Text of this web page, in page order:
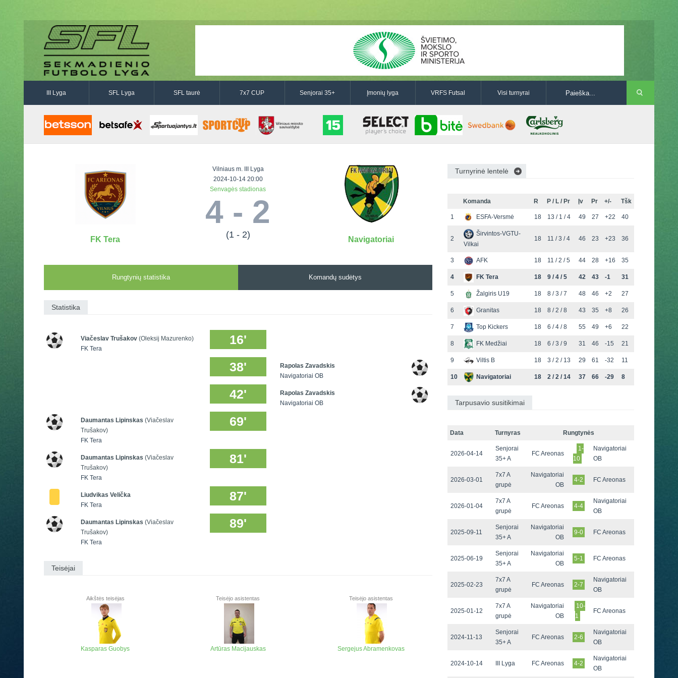
III Lyga SFL Lyga SFL taurė 7x7 CUP Senjorai 35+ Įmonių lyga VRFS Futsal Visi turnyrai
FK Tera
Vilniaus m. III Lyga
2024-10-14 20:00
Senvagės stadionas
4 - 2
(1 - 2) Navigatoriai
Rungtynių statistika Komandų sudėtys
Statistika
Viačeslav Trušakov (Oleksij Mazurenko)
FK Tera
16'
38'
Rapolas Zavadskis
Navigatoriai OB
42'
Rapolas Zavadskis
Navigatoriai OB
Daumantas Lipinskas (Viačeslav
Trušakov)
FK Tera
69'
Daumantas Lipinskas (Viačeslav
Trušakov)
FK Tera
81'
Liudvikas Velička
FK Tera
87'
Daumantas Lipinskas (Viačeslav
Trušakov)
FK Tera
89'
Teisėjai
Aikštės teisėjas
Kasparas Guobys
Teisėjo asistentas
Artūras Macijauskas
Teisėjo asistentas
Sergejus Abramenkovas
Turnyrinė lentelė
Komanda R P / L / Pr Įv Pr +/- Tšk
1 ESFA-Versmė 18 13 / 1 / 4 49 27 +22 40
2
Širvintos-VGTU-
Vilkai
18 11 / 3 / 4 46 23 +23 36
3 AFK 18 11 / 2 / 5 44 28 +16 35
4 FK Tera 18 9 / 4 / 5 42 43 -1 31
5 Žalgiris U19 18 8 / 3 / 7 48 46 +2 27
6 Granitas 18 8 / 2 / 8 43 35 +8 26
7 Top Kickers 18 6 / 4 / 8 55 49 +6 22
8 FK Medžiai 18 6 / 3 / 9 31 46 -15 21
9 Viltis B 18 3 / 2 / 13 29 61 -32 11
10 Navigatoriai 18 2 / 2 / 14 37 66 -29 8
Tarpusavio susitikimai
Data Turnyras Rungtynės
2026-04-14
Senjorai
35+ A
FC Areonas
1-
10
Navigatoriai
OB
2026-03-01
7x7 A
grupė
Navigatoriai
OB
4-2 FC Areonas
2026-01-04
7x7 A
grupė
FC Areonas 4-4
Navigatoriai
OB
2025-09-11
Senjorai
35+ A
Navigatoriai
OB
9-0 FC Areonas
2025-06-19
Senjorai
35+ A
Navigatoriai
OB
5-1 FC Areonas
2025-02-23
7x7 A
grupė
FC Areonas 2-7
Navigatoriai
OB
2025-01-12
7x7 A
grupė
Navigatoriai
OB
10-
1
FC Areonas
2024-11-13
Senjorai
35+ A
FC Areonas 2-6
Navigatoriai
OB
2024-10-14 III Lyga FC Areonas 4-2
Navigatoriai
OB